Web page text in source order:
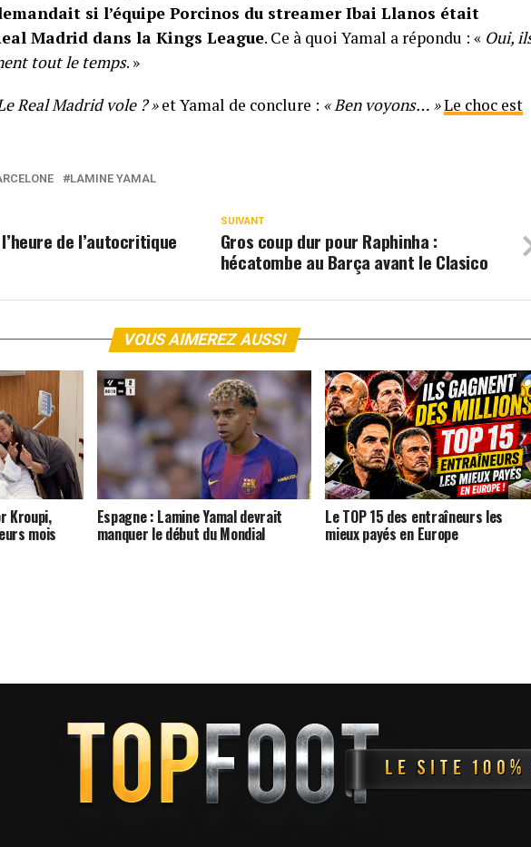
si l’équipe Porcinos du streamer Ibai Llanos était
Madrid dans la Kings League. Ce à quoi Yamal a répondu : « Oui,
tout le temps. »
Real Madrid vole ? »et Yamal de conclure : « Ben voyons… »Le choc est
LAMINE YAMAL
SUIVANT
Gros coup dur pour Raphinha :
hécatombe au Barça avant le Clasico
de l’autocritique
VOUS AIMEREZ AUSSI
Kroupi,
mois
Espagne : Lamine Yamal devrait
manquer le début du Mondial
Le TOP 15 des entraîneurs les
mieux payés en Europe